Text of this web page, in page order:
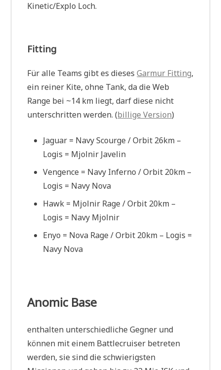
Kinetic/Explo Loch.
Fitting
Für alle Teams gibt es diesesGarmur Fitting,
ein reiner Kite, ohne Tank, da die Web
Range bei ~14 km liegt, darf diese nicht
unterschritten werden. (billige Version)
Jaguar = Navy Scourge / Orbit 26km –
Logis = Mjolnir Javelin
Vengence = Navy Inferno / Orbit 20km –
Logis = Navy Nova
Hawk = Mjolnir Rage / Orbit 20km –
Logis = Navy Mjolnir
Enyo = Nova Rage / Orbit 20km – Logis =
Navy Nova
Anomic Base
enthalten unterschiedliche Gegner und
können mit einem Battlecruiser betreten
werden, sie sind die schwierigsten